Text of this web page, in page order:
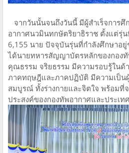
จากวันนั้นจนถึงวันนี้ มีผู้สำเร็จการศึ
อากาศนวมินทกษัตริยาธิราช ตั้งแต่รุ่
6,155 นาย ปัจจุบันรุ่นที่กำลังศึกษาอ
ได้นายทหารสัญญาบัตรหลักของกอง
คุณธรรม จริยธรรม มีความรอบรู้ในด้
ภาคทฤษฎีและภาคปฏิบัติ มีความเป็น
สมบูรณ์ ทั้งร่างกายและจิตใจ พร้อม
ประสงค์ของกองทัพอากาศและประเ